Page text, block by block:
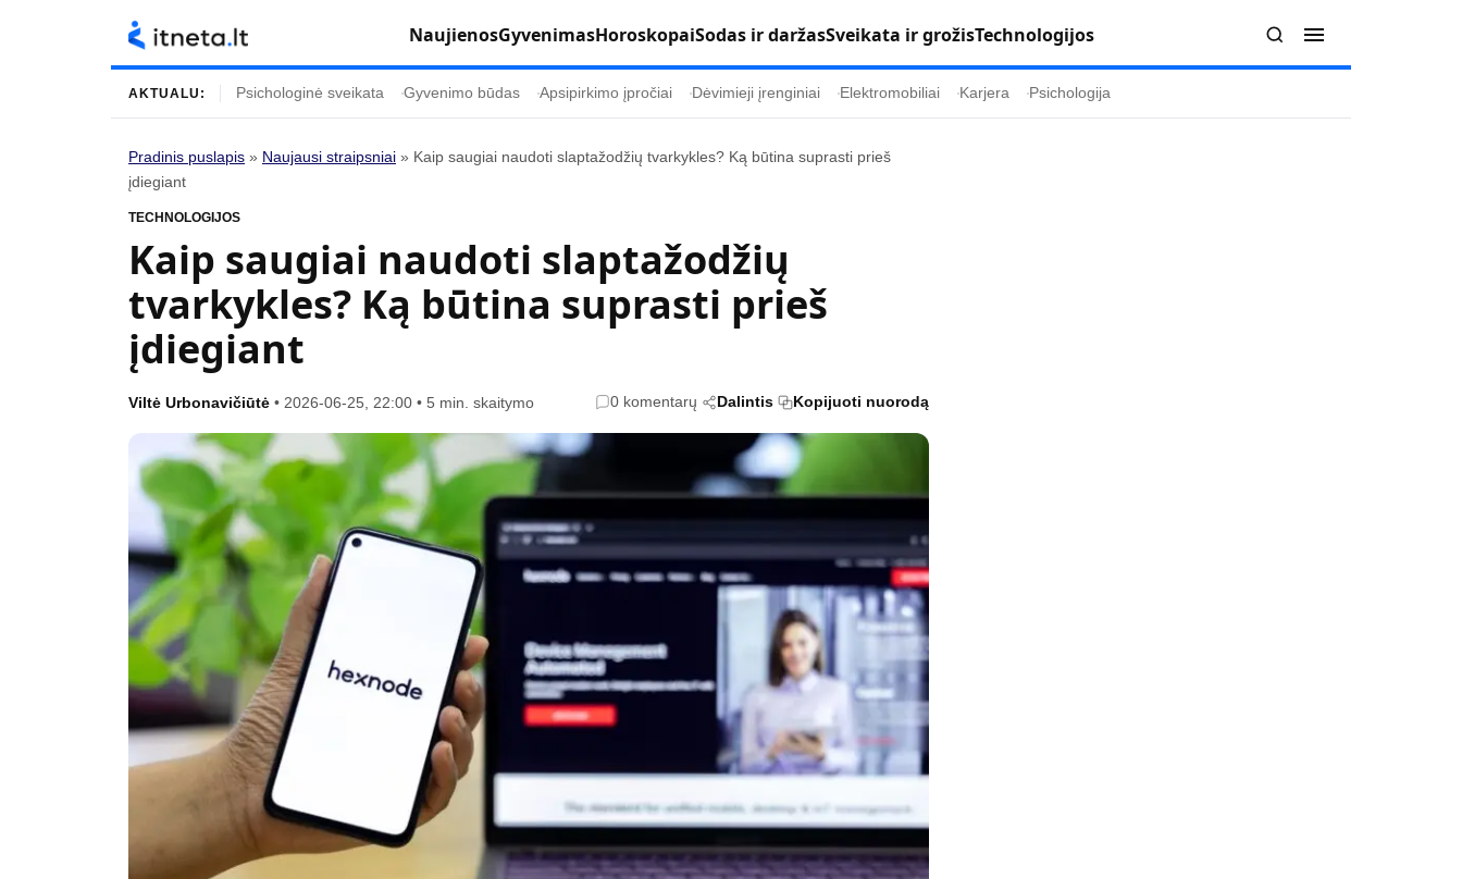
NaujienosGyvenimasHoroskopaiSodas ir daržasSveikata ir grožisTechnologijos
Turinys
Gyvenimas
Įdomybės
Mada
Mokslas
Namai ir interjeras
Kulinarija
Technologijos
Tėvai ir vaikai
Sodas ir daržas
Sveikata ir grožis
Tvari mada Slapukų politika
AKTUALU: Psichologinė sveikata Gyvenimo būdas Apsipirkimo įpročiai Dėvimieji įrenginiai Elektromobiliai Karjera Psichologija
Pradinis puslapis » Naujausi straipsniai » Kaip saugiai naudoti slaptažodžių tvarkykles? Ką būtina suprasti prieš
įdiegiant
TECHNOLOGIJOS
Kaip saugiai naudoti slaptažodžių
tvarkykles? Ką būtina suprasti prieš
įdiegiant
Viltė Urbonavičiūtė • 2026-06-25, 22:00 • 5 min. skaitymo 0 komentarų Dalintis Kopijuoti nuorodą